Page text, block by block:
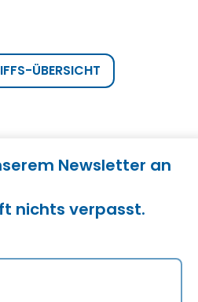
ÜBERSICHT
Newsletter an
nichts verpasst.